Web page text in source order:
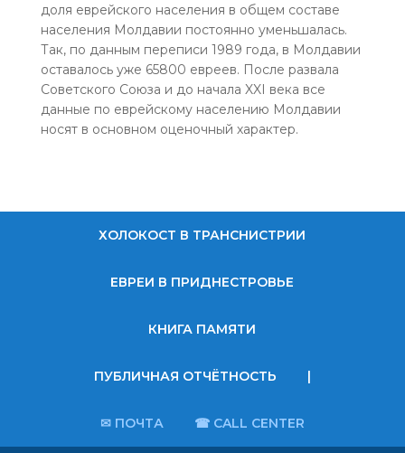
доля еврейского населения в общем составе
населения Молдавии постоянно уменьшалась.
Так, по данным переписи 1989 года, в Молдавии
оставалось уже 65800 евреев. После развала
Советского Союза и до начала XXI века все
данные по еврейскому населению Молдавии
носят в основном оценочный характер.
ХОЛОКОСТ В ТРАНСНИСТРИИ
ЕВРЕИ В ПРИДНЕСТРОВЬЕ
КНИГА ПАМЯТИ
ПУБЛИЧНАЯ ОТЧЁТНОСТЬ |
✉ ПОЧТА ☎ CALL CENTER